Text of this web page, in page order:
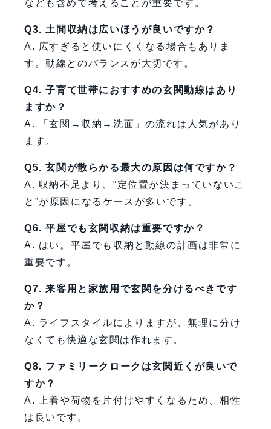
なども含めて考えることが重要です。
Q3. 土間収納は広いほうが良いですか？
A. 広すぎると使いにくくなる場合もありま
す。動線とのバランスが大切です。
Q4. 子育て世帯におすすめの玄関動線はあり
ますか？
A. 「玄関→収納→洗面」の流れは人気があり
ます。
Q5. 玄関が散らかる最大の原因は何ですか？
A. 収納不足より、“定位置が決まっていないこ
と”が原因になるケースが多いです。
Q6. 平屋でも玄関収納は重要ですか？
A. はい。平屋でも収納と動線の計画は非常に
重要です。
Q7. 来客用と家族用で玄関を分けるべきです
か？
A. ライフスタイルによりますが、無理に分け
なくても快適な玄関は作れます。
Q8. ファミリークロークは玄関近くが良いで
すか？
A. 上着や荷物を片付けやすくなるため、相性
は良いです。